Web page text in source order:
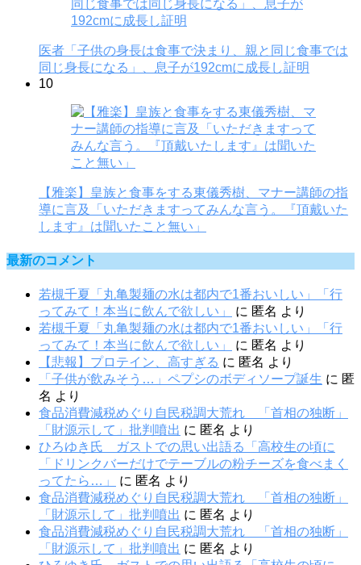
医者「子供の身長は食事で決まり、親と同じ食事では
同じ身長になる」、息子が192cmに成長し証明
10
【雅楽】皇族と食事をする東儀秀樹、マナー講師の指
導に言及「いただきますってみんな言う。『頂戴いた
します』は聞いたこと無い」
最新のコメント
若槻千夏「丸亀製麺の水は都内で1番おいしい」「行
ってみて！本当に飲んで欲しい」
に 匿名 より
若槻千夏「丸亀製麺の水は都内で1番おいしい」「行
ってみて！本当に飲んで欲しい」
に 匿名 より
【悲報】プロテイン、高すぎる に 匿名 より
「子供が飲みそう…」ペプシのボディソープ誕生 に 匿
名 より
食品消費減税めぐり自民税調大荒れ 「首相の独断」
「財源示して」批判噴出 に 匿名 より
ひろゆき氏 ガストでの思い出語る「高校生の頃に
「ドリンクバーだけでテーブルの粉チーズを食べまく
ってたら…」
に 匿名 より
食品消費減税めぐり自民税調大荒れ 「首相の独断」
「財源示して」批判噴出 に 匿名 より
食品消費減税めぐり自民税調大荒れ 「首相の独断」
「財源示して」批判噴出 に 匿名 より